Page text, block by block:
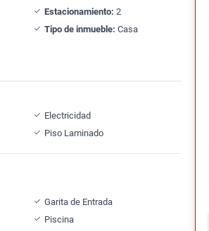
Estacionamiento: 2
Tipo de inmueble: Casa
Electricidad
Piso Laminado
Garita de Entrada
Piscina